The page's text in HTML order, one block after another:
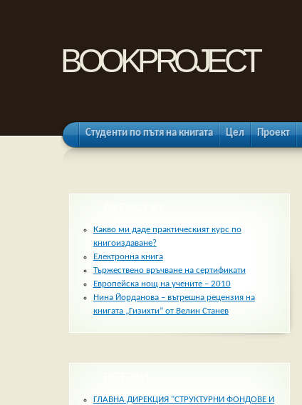
bookproject
Студенти по пътя на книгата Цел Проект
Какво ми даде практическият курс по
книгоиздаване?
Електронна книга
Тържествено връчване на сертификати
Европейска нощ на учените – 2010
Нина Йорданова – вътрешна рецензия на
книгата „Гизихти” от Велин Станев
ГЛАВНА ДИРЕКЦИЯ "СТРУКТУРНИ ФОНДОВЕ И